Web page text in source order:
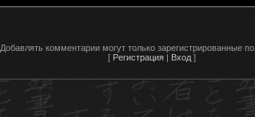
Добавлять комментарии могут только зарегистрированные
[ Регистрация| Вход]